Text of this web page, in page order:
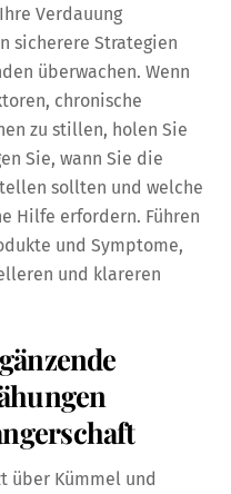
Verdauung
sicherere Strategien
überwachen. Wenn
chronische
zu stillen, holen Sie
Sie, wann Sie die
sollten und welche
Hilfe erfordern. Führen
und Symptome,
und klareren
über Kümmel und